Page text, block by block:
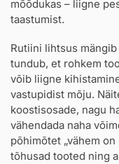
mõõdukas – liigne
taastumist.
Rutiini lihtsus
tundub, et rohkem
võib liigne
vastupidist mõju.
koostisosade, nagu
vähendada naha
põhimõtet „vähem
tõhusad tooted ning